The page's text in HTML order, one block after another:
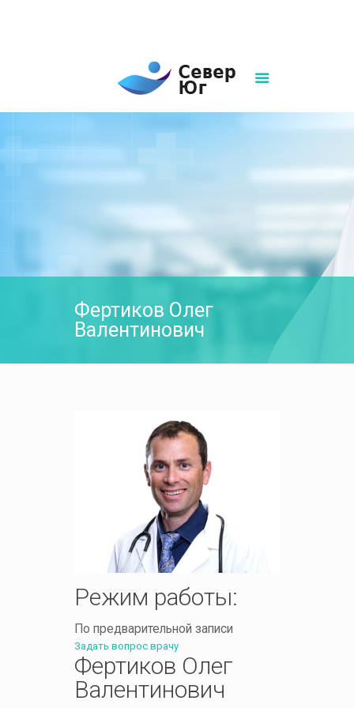
Фертиков Олег
Валентинович
Режим работы:
По предварительной записи
Задать вопрос врачу
Фертиков Олег
Валентинович